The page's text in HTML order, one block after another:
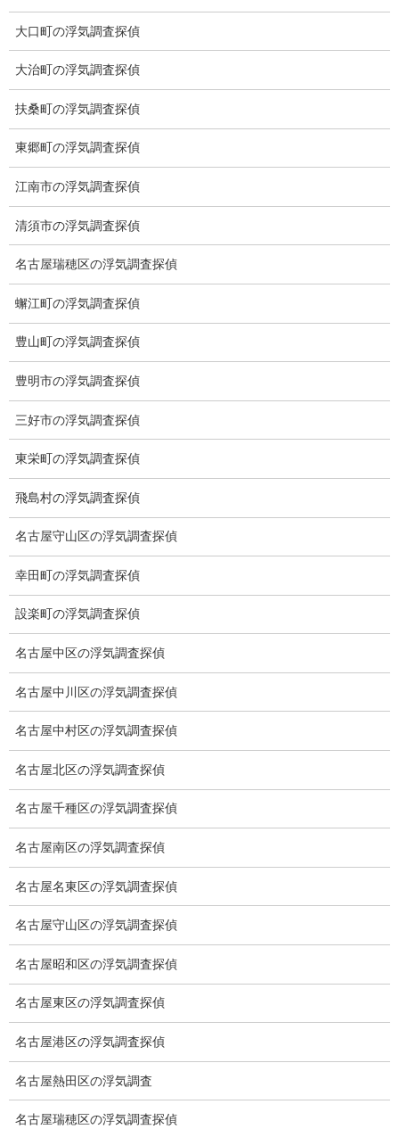
お願いいたします。
ブログ (496)
お知らせ (1)
メニュー
トップ
ご挨拶
システム
クーリング・オフ
ワンストップサービス
アフターフォロー
ミライリサーチのお約束
当社のこだわり
契約後の安心と信頼
スキルの高さ＝高額料金？
適正料金
稼働制って何？
探偵
探偵を本業
調査機器
大口町の浮気調査探偵
大治町の浮気調査探偵
扶桑町の浮気調査探偵
東郷町の浮気調査探偵
江南市の浮気調査探偵
清須市の浮気調査探偵
名古屋瑞穂区の浮気調査探偵
蠏江町の浮気調査探偵
豊山町の浮気調査探偵
豊明市の浮気調査探偵
三好市の浮気調査探偵
東栄町の浮気調査探偵
飛島村の浮気調査探偵
名古屋守山区の浮気調査探偵
幸田町の浮気調査探偵
設楽町の浮気調査探偵
名古屋中区の浮気調査探偵
名古屋中川区の浮気調査探偵
名古屋中村区の浮気調査探偵
名古屋北区の浮気調査探偵
名古屋千種区の浮気調査探偵
名古屋南区の浮気調査探偵
名古屋名東区の浮気調査探偵
名古屋守山区の浮気調査探偵
名古屋昭和区の浮気調査探偵
名古屋東区の浮気調査探偵
名古屋港区の浮気調査探偵
名古屋熱田区の浮気調査
名古屋瑞穂区の浮気調査探偵